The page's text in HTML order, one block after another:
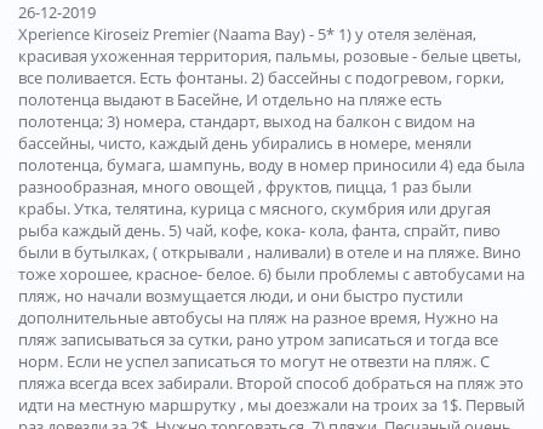
26-12-2019
Xperience Kiroseiz Premier (Naama Bay) - 5* 1) у отеля зелёная,
красивая ухоженная территория, пальмы, розовые - белые цветы,
все поливается. Есть фонтаны. 2) бассейны с подогревом, горки,
полотенца выдают в Басейне, И отдельно на пляже есть
полотенца; 3) номера, стандарт, выход на балкон с видом на
бассейны, чисто, каждый день убирались в номере, меняли
полотенца, бумага, шампунь, воду в номер приносили 4) еда была
разнообразная, много овощей , фруктов, пицца, 1 раз были
крабы. Утка, телятина, курица с мясного, скумбрия или другая
рыба каждый день. 5) чай, кофе, кока- кола, фанта, спрайт, пиво
были в бутылках, ( открывали , наливали) в отеле и на пляже. Вино
тоже хорошее, красное- белое. 6) были проблемы с автобусами на
пляж, но начали возмущается люди, и они быстро пустили
дополнительные автобусы на пляж на разное время, Нужно на
пляж записываться за сутки, рано утром записаться и тогда все
норм. Если не успел записаться то могут не отвезти на пляж. С
пляжа всегда всех забирали. Второй способ добраться на пляж это
идти на местную маршрутку , мы доезжали на троих за 1$. Первый